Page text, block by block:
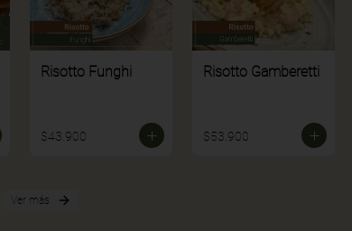
Risotto Funghi
$43.900
Risotto Gamberetti
$53.900
Ver más